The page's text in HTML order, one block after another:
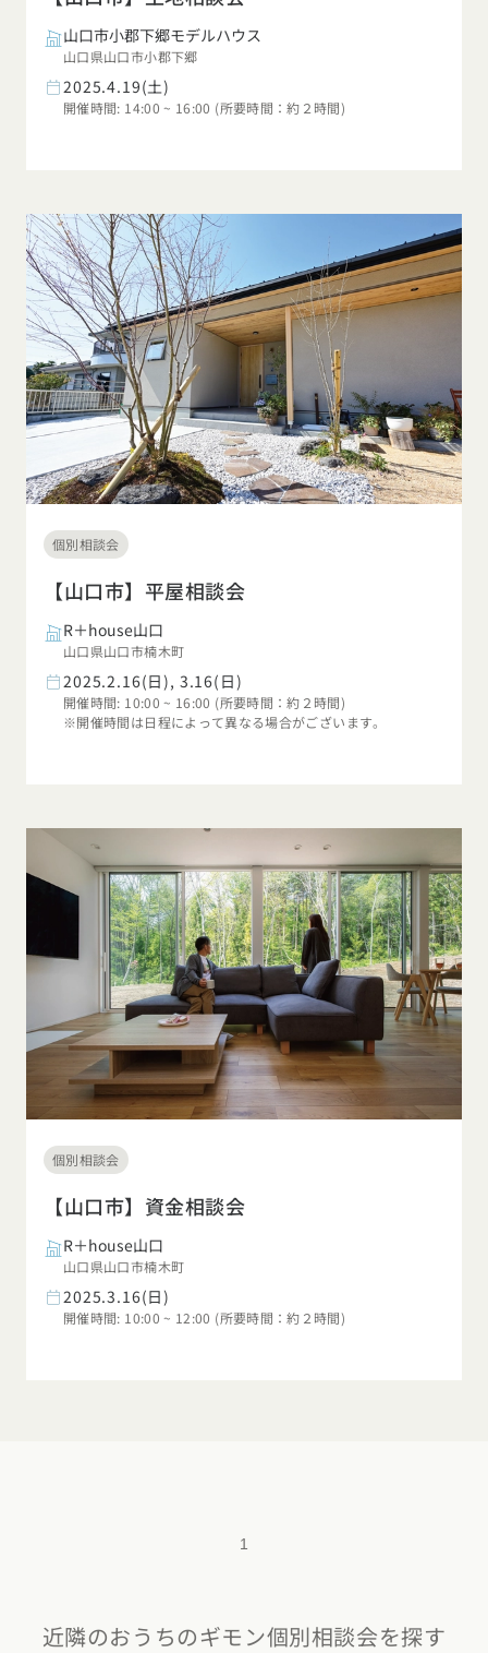
山口市小郡下郷モデルハウス
山口県山口市小郡下郷
2025.4.19(土)
開催時間: 14:00 ~ 16:00 (所要時間：約２時間)
個別相談会
【山口市】平屋相談会
R＋house山口
山口県山口市楠木町
2025.2.16(日), 3.16(日)
開催時間: 10:00 ~ 16:00 (所要時間：約２時間)
※開催時間は日程によって異なる場合がございます。
個別相談会
【山口市】資金相談会
R＋house山口
山口県山口市楠木町
2025.3.16(日)
開催時間: 10:00 ~ 12:00 (所要時間：約２時間)
1
近隣のおうちのギモン個別相談会を探す